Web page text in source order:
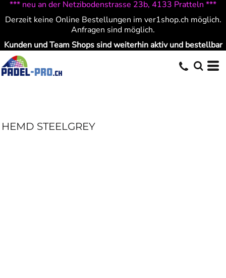
*** neu an der Netzibodenstrasse 23b, 4133 Pratteln ***
Derzeit keine Online Bestellungen im ver1shop.ch möglich.
Anfragen sind möglich.
Kunden und Team Shops sind weiterhin aktiv und bestellbar
HEMD STEELGREY